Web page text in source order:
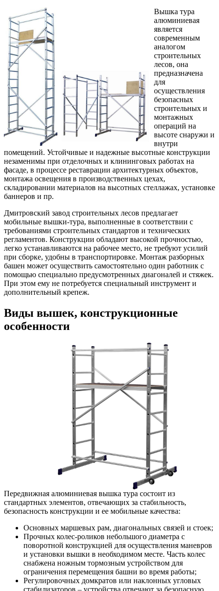
Вышка тура
алюминиевая
является
современным
аналогом
строительных
лесов, она
предназначена
для
осуществления
безопасных
строительных и
монтажных
операций на
высоте снаружи и
внутри
помещений. Устойчивые и надежные высотные конструкции
незаменимы при отделочных и клининговых работах на
фасаде, в процессе реставрации архитектурных объектов,
монтажа освещения в производственных цехах,
складировании материалов на высотных стеллажах, установке
баннеров и пр.
Дмитровский завод строительных лесов предлагает
мобильные вышки-тура, выполненные в соответствии с
требованиями строительных стандартов и технических
регламентов. Конструкции обладают высокой прочностью,
легко устанавливаются на рабочее место, не требуют усилий
при сборке, удобны в транспортировке. Монтаж разборных
башен может осуществить самостоятельно один работник с
помощью специально предусмотренных диагоналей и стяжек.
При этом ему не потребуется специальный инструмент и
дополнительный крепеж.
Виды вышек, конструкционные
особенности
Передвижная алюминиевая вышка тура состоит из
стандартных элементов, отвечающих за стабильность,
безопасность конструкции и ее мобильные качества:
Основных маршевых рам, диагональных связей и стоек;
Прочных колес-роликов небольшого диаметра с
поворотной конструкцией для осуществления маневров
и установки вышки в необходимом месте. Часть колес
снабжена ножным тормозным устройством для
ограничения перемещения башни во время работы;
Регулировочных домкратов или наклонных угловых
стабилизаторов – устройства отвечают за безопасную